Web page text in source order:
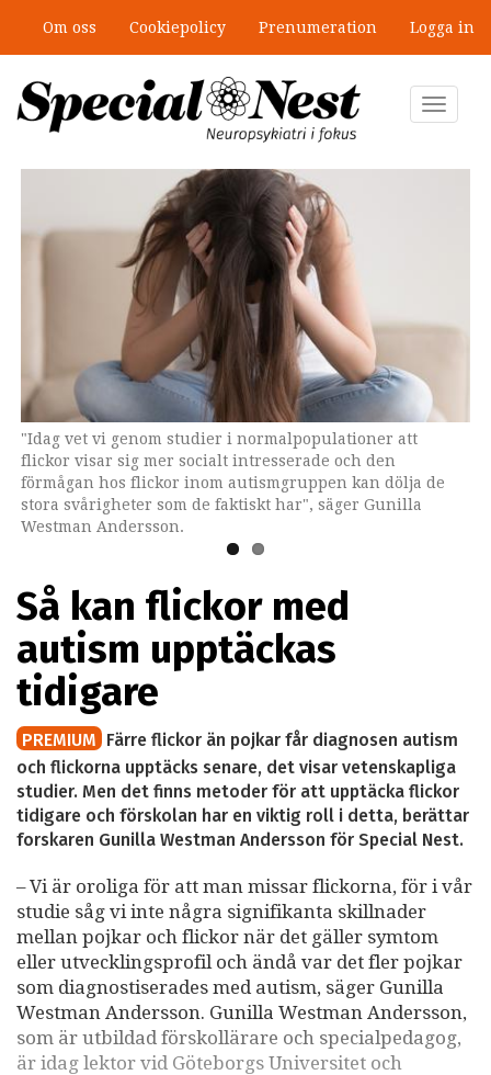
huvudinnehåll
Om oss Cookiepolicy Prenumeration Logga in
Toggle
"Idag vet vi genom studier i normalpopulationer att
flickor visar sig mer socialt intresserade och den
förmågan hos flickor inom autismgruppen kan dölja de
stora svårigheter som de faktiskt har", säger Gunilla
Westman Andersson.
Gunilla Westman Andersson forskar om förskolebarn med
autism.
Så kan flickor med
autism upptäckas
tidigare
PREMIUM Färre flickor än pojkar får diagnosen autism
och flickorna upptäcks senare, det visar vetenskapliga
studier. Men det finns metoder för att upptäcka flickor
tidigare och förskolan har en viktig roll i detta, berättar
forskaren Gunilla Westman Andersson för Special Nest.
– Vi är oroliga för att man missar flickorna, för i vår
studie såg vi inte några signifikanta skillnader
mellan pojkar och flickor när det gäller symtom
eller utvecklingsprofil och ändå var det fler pojkar
som diagnostiserades med autism, säger Gunilla
Westman Andersson. Gunilla Westman Andersson,
som är utbildad förskollärare och specialpedagog,
är idag lektor vid Göteborgs Universitet och
”Jobbet gick bra – just därför togs
stödet bort”